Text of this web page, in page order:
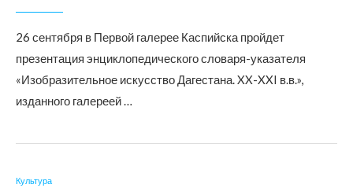
26 сентября в Первой галерее Каспийска пройдет
презентация энциклопедического словаря-указателя
«Изобразительное искусство Дагестана. XX-XXI в.в.»,
изданного галереей …
Культура